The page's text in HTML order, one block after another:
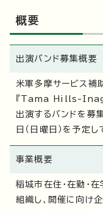
概要
出演バンド募集概要
米軍多摩サービス補
『Tama Hills-
出演するバンドを募
日（日曜日）を予定し
事業概要
稲城市在住・在勤・
組織し、開催に向け